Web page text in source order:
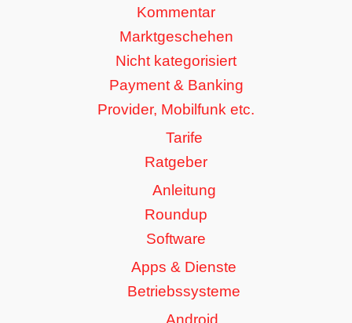
Kommentar
Marktgeschehen
Nicht kategorisiert
Payment & Banking
Provider, Mobilfunk etc.
Tarife
Ratgeber
Anleitung
Roundup
Software
Apps & Dienste
Betriebssysteme